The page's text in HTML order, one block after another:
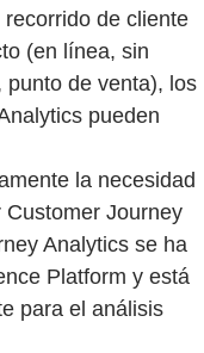
de cliente
(en línea, sin
punto de venta), los
pueden
la necesidad
Journey
Analytics se ha
Platform y está
para el análisis